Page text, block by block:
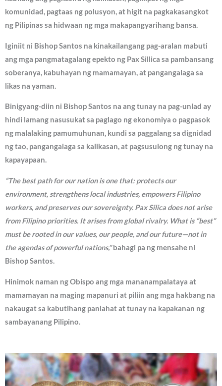
komunidad, pagtaas ng polusyon, at higit na pagkakasangkot
ng Pilipinas sa hidwaan ng mga makapangyarihang bansa.
Iginiit ni Bishop Santos na kinakailangang pag-aralan mabuti
ang mga pangmatagalang epekto ng Pax Sillica sa pambansang
soberanya, kabuhayan ng mamamayan, at pangangalaga sa
likas na yaman.
Binigyang-diin ni Bishop Santos na ang tunay na pag-unlad ay
hindi lamang nasusukat sa paglago ng ekonomiya o pagpasok
ng malalaking pamumuhunan, kundi sa paggalang sa dignidad
ng tao, pangangalaga sa kalikasan, at pagsusulong ng tunay na
kapayapaan.
“The best path for our nation is one that: protects our
environment, strengthens local industries, empowers Filipino
workers, and preserves our sovereignty. Pax Silica does not arise
from Filipino priorities. It arises from global rivalry. What is “best”
must be rooted in our values, our people, and our future—not in
the agendas of powerful nations,”bahagi pa ng mensahe ni
Bishop Santos.
Hinimok naman ng Obispo ang mga mananampalataya at
mamamayan na maging mapanuri at piliin ang mga hakbang na
nakaugat sa kabutihang panlahat at tunay na kapakanan ng
sambayanang Pilipino.